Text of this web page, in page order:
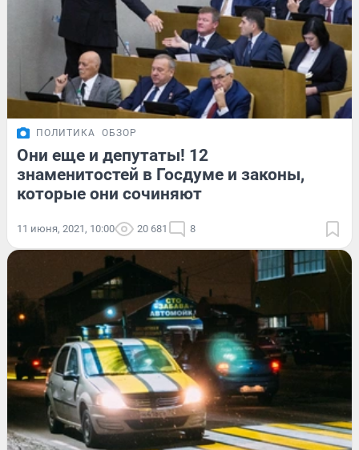
ПОЛИТИКА ОБЗОР
Они еще и депутаты! 12
знаменитостей в Госдуме и законы,
которые они сочиняют
11 июня, 2021, 10:00 20 681 8